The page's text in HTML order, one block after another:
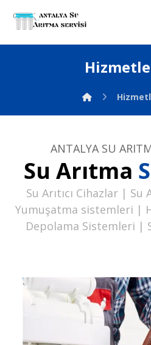
ANTALYA SU
Su Arıtma
Su Arıtıcı Cihazlar |
Yumuşatma sistemleri |
Depolama Sistemleri |